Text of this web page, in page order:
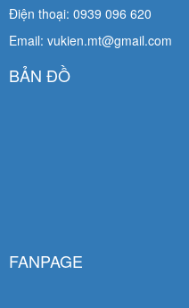
Điện thoại: 0939 096 620
Email: vukien.mt@gmail.com
BẢN ĐỒ
FANPAGE